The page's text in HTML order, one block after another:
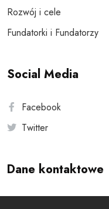
Rozwój i cele
Fundatorki i Fundatorzy
Social Media
Facebook
Twitter
Dane kontaktowe